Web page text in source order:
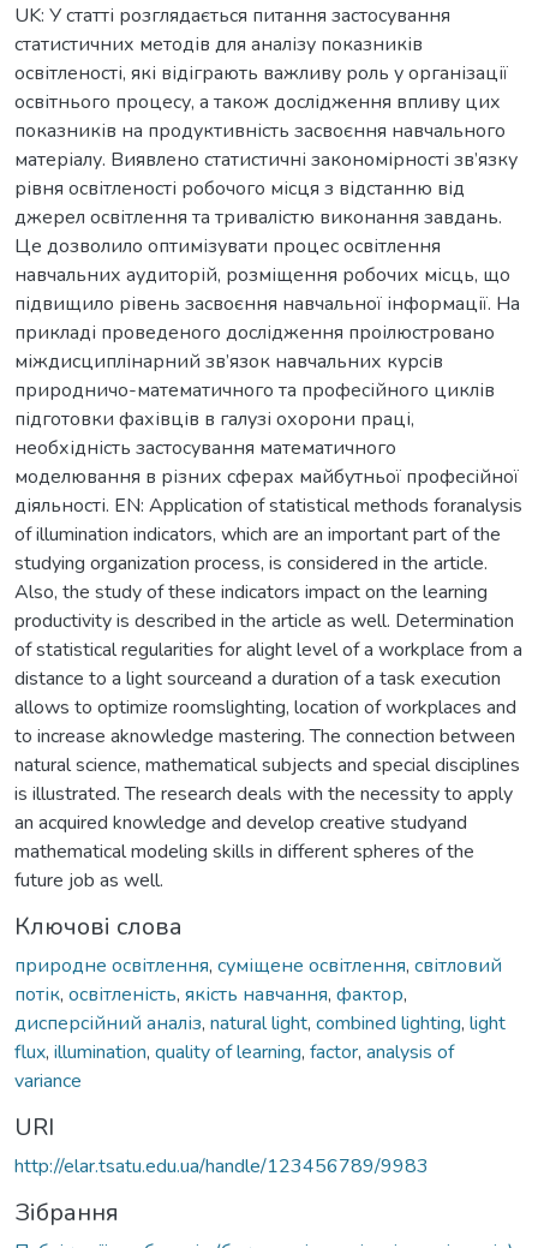
UK: У статті розглядається питання застосування
статистичних методів для аналізу показників
освітленості, які відіграють важливу роль у організації
освітнього процесу, а також дослідження впливу цих
показників на продуктивність засвоєння навчального
матеріалу. Виявлено статистичні закономірності зв’язку
рівня освітленості робочого місця з відстанню від
джерел освітлення та тривалістю виконання завдань.
Це дозволило оптимізувати процес освітлення
навчальних аудиторій, розміщення робочих місць, що
підвищило рівень засвоєння навчальної інформації. На
прикладі проведеного дослідження проілюстровано
міждисциплінарний зв’язок навчальних курсів
природничо-математичного та професійного циклів
підготовки фахівців в галузі охорони праці,
необхідність застосування математичного
моделювання в різних сферах майбутньої професійної
діяльності. EN: Application of statistical methods foranalysis
of illumination indicators, which are an important part of the
studying organization process, is considered in the article.
Also, the study of these indicators impact on the learning
productivity is described in the article as well. Determination
of statistical regularities for alight level of a workplace from a
distance to a light sourceand a duration of a task execution
allows to optimize roomslighting, location of workplaces and
to increase aknowledge mastering. The connection between
natural science, mathematical subjects and special disciplines
is illustrated. The research deals with the necessity to apply
an acquired knowledge and develop creative studyand
mathematical modeling skills in different spheres of the
future job as well.
Ключові слова
природне освітлення, суміщене освітлення, світловий
потік, освітленість, якість навчання, фактор,
дисперсійний аналіз, natural light, combined lighting, light
flux, illumination, quality of learning, factor, analysis of
variance
URI
http://elar.tsatu.edu.ua/handle/123456789/9983
Зібрання